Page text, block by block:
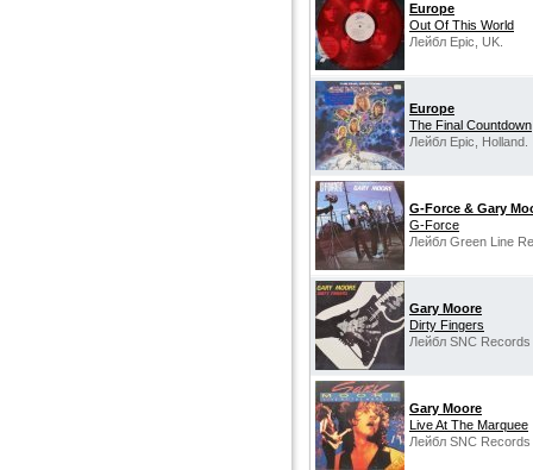
Europe
Out Of This World
Лейбл Epic, UK.
Europe
The Final Countdown
Лейбл Epic, Holland.
G-Force & Gary
G-Force
Лейбл Green Line
Gary Moore
Dirty Fingers
Лейбл SNC
Gary Moore
Live At The Marquee
Лейбл SNC